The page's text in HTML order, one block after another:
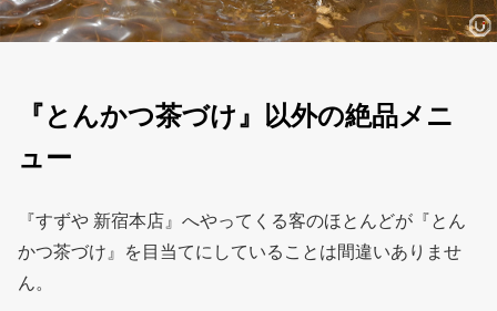
『とんかつ茶づけ』以外の絶品メニ
ュー
『すずや 新宿本店』へやってくる客のほとんどが『とん
かつ茶づけ』を目当てにしていることは間違いありませ
ん。